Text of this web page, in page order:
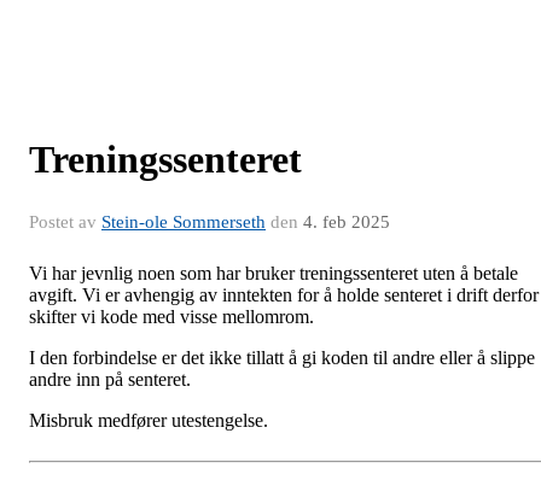
Treningssenteret
Postet av Stein-ole Sommerseth den 4. feb 2025
Vi har jevnlig noen som har bruker treningssenteret uten å betale
avgift. Vi er avhengig av inntekten for å holde senteret i drift derfor
skifter vi kode med visse mellomrom.
I den forbindelse er det ikke tillatt å gi koden til andre eller å slippe
andre inn på senteret.
Misbruk medfører utestengelse.